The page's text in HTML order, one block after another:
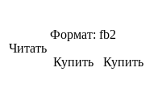
Читать
Формат: fb2
Купить Купить